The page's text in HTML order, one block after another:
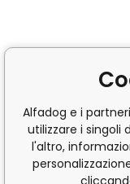
Alfadog e i
utilizzare i singoli
l'altro,